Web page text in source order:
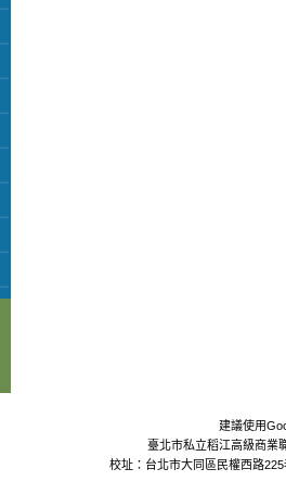
建議使用
臺北市私立稻江高級商業
校址：台北市大同區民權西路